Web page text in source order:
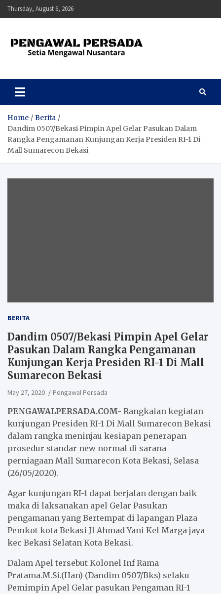
Skip
to
Thursday, August 6, 2026
Pengawal Persada
Home
Berita
Dandim 0507/Bekasi Pimpin Apel Gelar Pasukan Dalam
Rangka Pengamanan Kunjungan Kerja Presiden RI-1 Di
Mall Sumarecon Bekasi
BERITA
Dandim 0507/Bekasi Pimpin Apel Gelar
Pasukan Dalam Rangka Pengamanan
Kunjungan Kerja Presiden RI-1 Di Mall
Sumarecon Bekasi
May 27, 2020 Pengawal Persada
PENGAWALPERSADA.COM- Rangkaian kegiatan
kunjungan Presiden RI-1 Di Mall Sumarecon Bekasi
dalam rangka meninjau kesiapan penerapan
prosedur standar new normal di sarana
perniagaan Mall Sumarecon Kota Bekasi, Selasa
(26/05/2020).
Agar kunjungan RI-1 dapat berjalan dengan baik
maka di laksanakan apel Gelar Pasukan
pengamanan yang Bertempat di lapangan Plaza
Pemkot kota Bekasi Jl Ahmad Yani Kel Marga jaya
kec Bekasi Selatan Kota Bekasi.
Dalam Apel tersebut Kolonel Inf Rama
Pratama.M.Si.(Han) (Dandim 0507/Bks) selaku
Pemimpin Apel Gelar pasukan Pengaman RI-1